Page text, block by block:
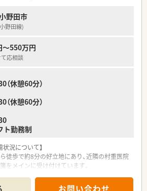
る協調性のある方を募ります。
て】
して運営を続ける調剤薬局です。
は設立当初から非常に良好な関係を維持して
を担当する専任のスタッフが在籍しており、組
な労務管理を徹底しています。
内容】
外来調剤、監査、服薬指導をはじめ、地域包括
宅医療業務全般を担当します。
および30床の施設1箇所を対象に、社用車を使
箋がメインとなるため、一包化業務の監査や
を丁寧かつ正確に遂行します。
野田市
野田線)
550万円
応相談
（休憩60分）
（休憩60分）
ト勤務制
状況について】
徒歩で約8分の好立地にあり、近隣の村重医院
をメインに受け付けています。
向き合える業務量です。